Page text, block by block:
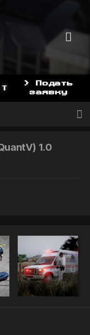
YDDY
> Подать
заявку
1.0